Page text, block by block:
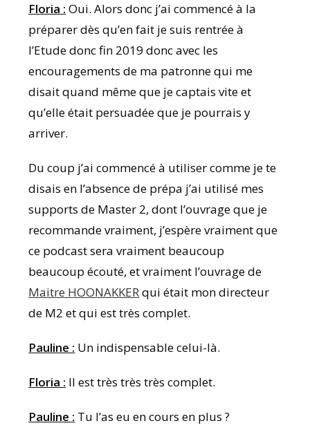
Floria : Oui. Alors donc j’ai commencé à la
préparer dès qu’en fait je suis rentrée à
l’Etude donc fin 2019 donc avec les
encouragements de ma patronne qui me
disait quand même que je captais vite et
qu’elle était persuadée que je pourrais y
arriver.
Du coup j’ai commencé à utiliser comme je te
disais en l’absence de prépa j’ai utilisé mes
supports de Master 2, dont l’ouvrage que je
recommande vraiment, j’espère vraiment que
ce podcast sera vraiment beaucoup
beaucoup écouté, et vraiment l’ouvrage de
Maitre HOONAKKERqui était mon directeur
de M2 et qui est très complet.
Pauline : Un indispensable celui-là.
Floria : Il est très très très complet.
Pauline : Tu l’as eu en cours en plus ?